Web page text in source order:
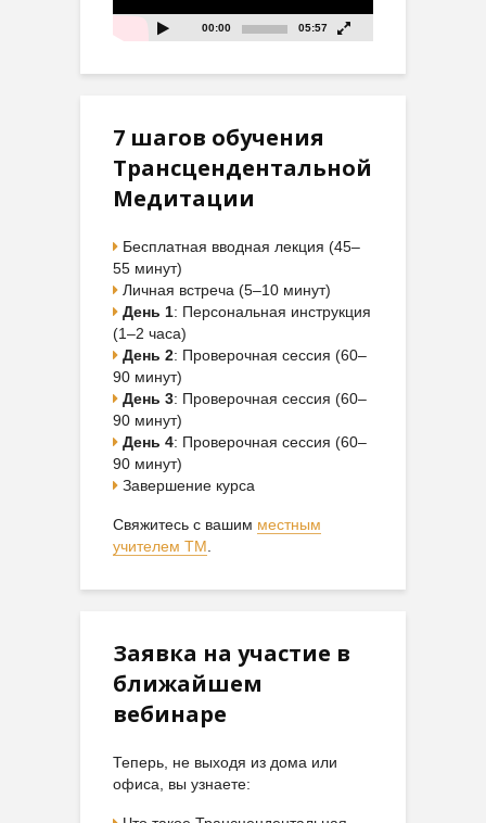
00:00 05:57
7 шагов обучения
Трансцендентальной
Медитации
Бесплатная вводная лекция (45–
55 минут)
Личная встреча (5–10 минут)
День 1: Персональная инструкция
(1–2 часа)
День 2: Проверочная сессия (60–
90 минут)
День 3: Проверочная сессия (60–
90 минут)
День 4: Проверочная сессия (60–
90 минут)
Завершение курса
Свяжитесь с вашим местным
учителем ТМ
Заявка на участие в
ближайшем
вебинаре
Теперь, не выходя из дома или
офиса, вы узнаете: